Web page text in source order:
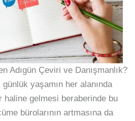
Adıgün Çeviri ve Danışmanlık?
yaşamın her alanında
gelmesi beraberinde bu
bürolarının artmasına da